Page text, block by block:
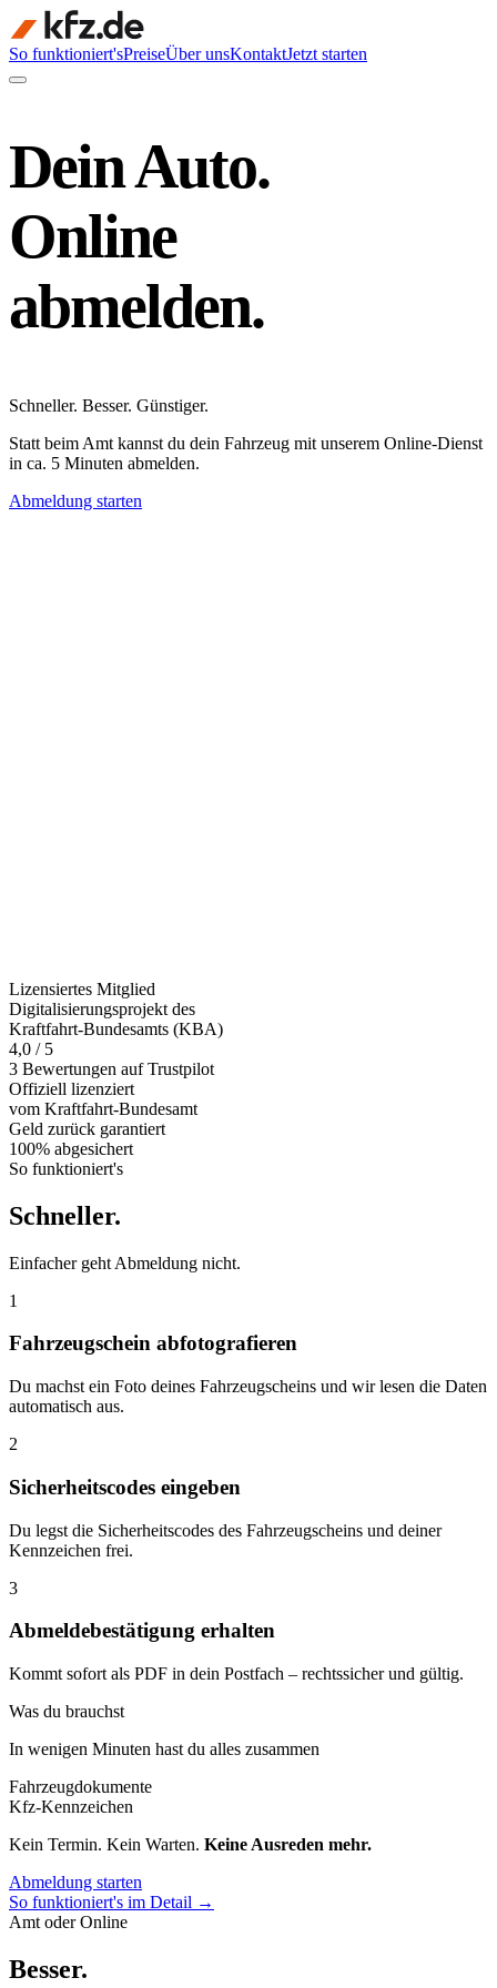
So funktioniert'sPreiseÜber unsKontaktJetzt starten
Dein Auto.
Online
abmelden.
Schneller. Besser. Günstiger.
Statt beim Amt kannst du dein Fahrzeug mit unserem Online-Dienst
in ca. 5 Minuten abmelden.
Abmeldung starten
Lizensiertes Mitglied
Digitalisierungsprojekt des
Kraftfahrt-Bundesamts (KBA)
4,0 / 5
3 Bewertungen auf Trustpilot
Offiziell lizenziert
vom Kraftfahrt-Bundesamt
Geld zurück garantiert
100% abgesichert
So funktioniert's
Schneller.
Einfacher geht Abmeldung nicht.
1
Fahrzeugschein abfotografieren
Du machst ein Foto deines Fahrzeugscheins und wir lesen die Daten
automatisch aus.
2
Sicherheitscodes eingeben
Du legst die Sicherheitscodes des Fahrzeugscheins und deiner
Kennzeichen frei.
3
Abmeldebestätigung erhalten
Kommt sofort als PDF in dein Postfach – rechtssicher und gültig.
Was du brauchst
In wenigen Minuten hast du alles zusammen
Fahrzeugdokumente
Kfz-Kennzeichen
Kein Termin. Kein Warten. Keine Ausreden mehr.
Abmeldung starten
So funktioniert's im Detail →
Amt oder Online
Besser.